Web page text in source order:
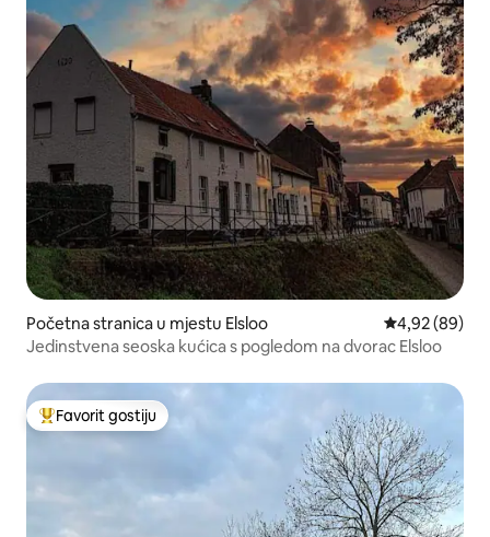
Početna stranica u mjestu Elsloo prosječna
4,92 (89)
Jedinstvena seoska kućica s pogledom na dvorac Elsloo
Glavni favorit gostiju
Favorit gostiju